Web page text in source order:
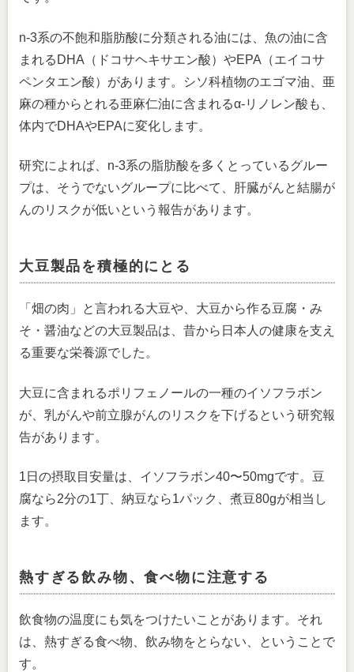
n-3系の不飽和脂肪酸に分類される油には、魚の油に含
まれるDHA（ドコサヘキサエン酸）やEPA（エイコサ
ペンタエン酸）があります。シソ科植物のエゴマ油、亜
麻の種からとれる亜麻仁油に含まれるα-リノレン酸も、
体内でDHAやEPAに変化します。
研究によれば、n-3系の脂肪酸を多くとっているグルー
プは、そうでないグループに比べて、肝臓がんと結腸が
んのリスクが低いという報告があります。
大豆製品を積極的にとる
「畑の肉」と言われる大豆や、大豆から作る豆腐・み
そ・醤油などの大豆製品は、昔から日本人の健康を支え
る重要な栄養源でした。
大豆に含まれるポリフェノールの一種のイソフラボン
が、乳がんや前立腺がんのリスクを下げるという研究報
告があります。
1日の摂取目安量は、イソフラボン40〜50mgです。豆
腐なら2分の1丁、納豆なら1パック、煮豆80gが相当し
ます。
熱すぎる飲み物、食べ物に注意する
飲食物の温度にも気をつけたいことがあります。それ
は、熱すぎる食べ物、飲み物をとらない、ということで
す。